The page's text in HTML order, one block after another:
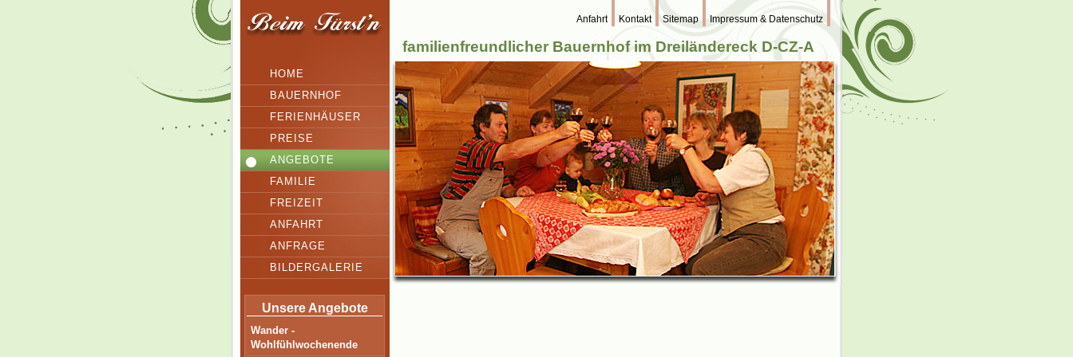
HOME
BAUERNHOF
FERIENHÄUSER
PREISE
ANGEBOTE
FAMILIE
FREIZEIT
ANFAHRT
ANFRAGE
BILDERGALERIE
Unsere Angebote
Wander -
Wohlfühlwochenende
Impressum & Datenschutz
Sitemap
Kontakt
Anfahrt
familienfreundlicher Bauernhof im Dreiländereck D-CZ-A